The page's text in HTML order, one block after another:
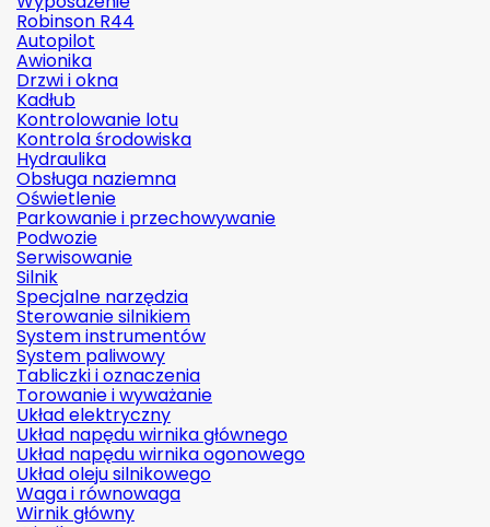
Robinson R44
Autopilot
Awionika
Drzwi i okna
Kadłub
Kontrolowanie lotu
Kontrola środowiska
Hydraulika
Obsługa naziemna
Oświetlenie
Parkowanie i przechowywanie
Podwozie
Serwisowanie
Silnik
Specjalne narzędzia
Sterowanie silnikiem
System instrumentów
System paliwowy
Tabliczki i oznaczenia
Torowanie i wyważanie
Układ elektryczny
Układ napędu wirnika głównego
Układ napędu wirnika ogonowego
Układ oleju silnikowego
Waga i równowaga
Wirnik główny